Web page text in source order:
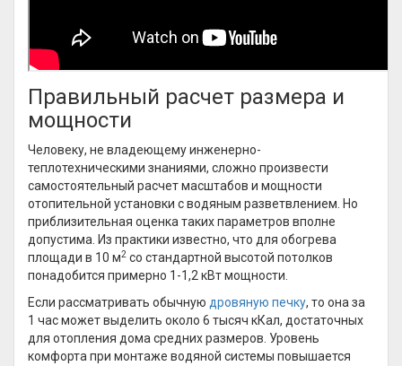
Правильный расчет размера и
мощности
Человеку, не владеющему инженерно-
теплотехническими знаниями, сложно произвести
самостоятельный расчет масштабов и мощности
отопительной установки с водяным разветвлением. Но
приблизительная оценка таких параметров вполне
допустима. Из практики известно, что для обогрева
площади в 10 м2 со стандартной высотой потолков
понадобится примерно 1-1,2 кВт мощности.
Если рассматривать обычную дровяную печку, то она за
1 час может выделить около 6 тысяч кКал, достаточных
для отопления дома средних размеров. Уровень
комфорта при монтаже водяной системы повышается